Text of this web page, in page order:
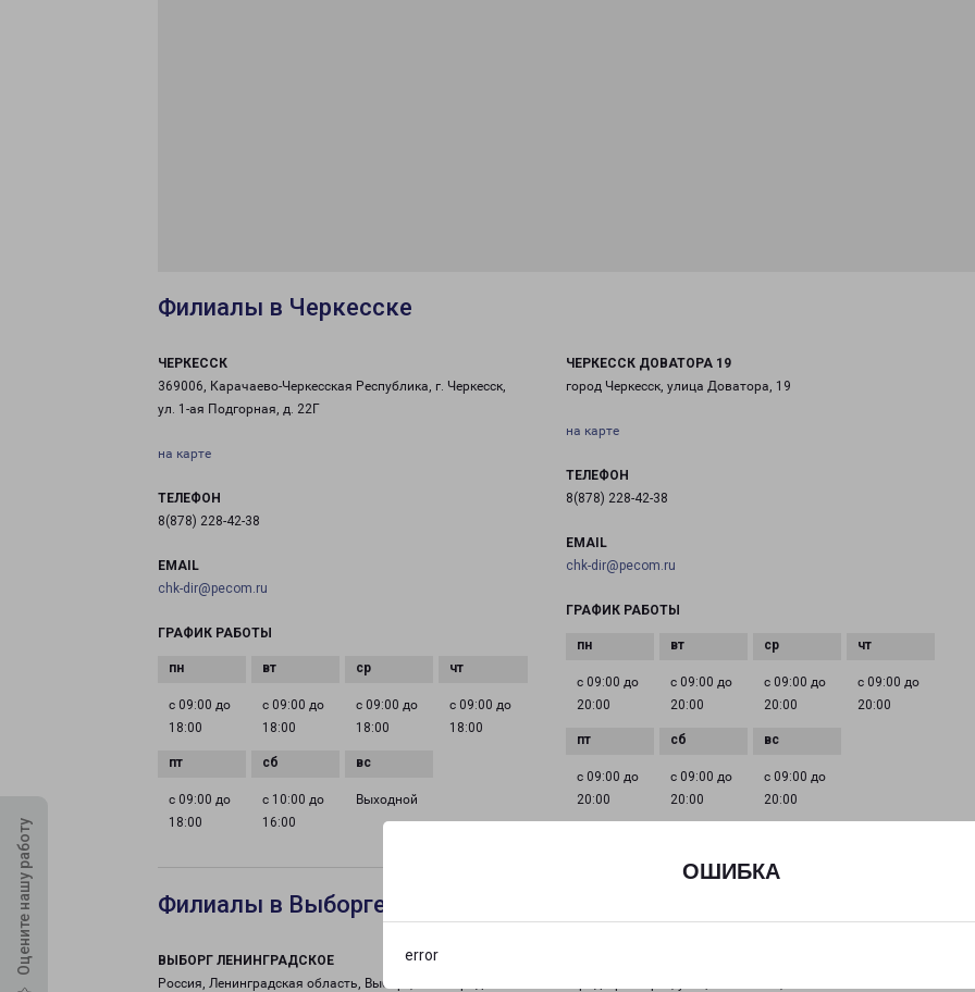
ОШИБКА
error
Оцените нашу работу
Филиалы в Черкесске
ЧЕРКЕССК
369006, Карачаево-Черкесская Республика, г. Черкесск,
ул. 1-ая Подгорная, д. 22Г
на карте
ТЕЛЕФОН
8(878) 228-42-38
EMAIL
chk-dir@pecom.ru
ГРАФИК РАБОТЫ
с 09:00 до
18:00
с 09:00 до
18:00
с 09:00 до
18:00
с 09:00 до
18:00
с 09:00 до
18:00
с 10:00 до
16:00
Выходной
ЧЕРКЕССК ДОВАТОРА 19
город Черкесск, улица Доватора, 19
на карте
ТЕЛЕФОН
8(878) 228-42-38
EMAIL
chk-dir@pecom.ru
ГРАФИК РАБОТЫ
с 09:00 до
20:00
с 09:00 до
20:00
с 09:00 до
20:00
с 09:00 до
20:00
с 09:00 до
20:00
с 09:00 до
20:00
с 09:00 до
20:00
Филиалы в Выборге
ВЫБОРГ ЛЕНИНГРАДСКОЕ
Россия, Ленинградская область, Выборг, Ленинградское